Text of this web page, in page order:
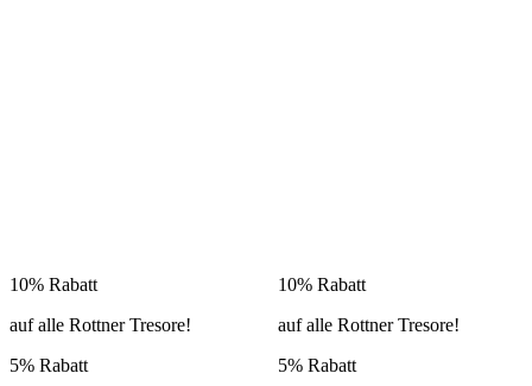
10% Rabatt
auf alle Rottner Tresore!
5% Rabatt
10% Rabatt
auf alle Rottner Tresore!
5% Rabatt